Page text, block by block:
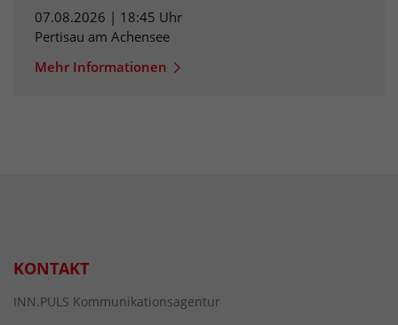
07.08.2026 | 18:45 Uhr
Pertisau am Achensee
Mehr Informationen
KONTAKT
INN.PULS Kommunikationsagentur